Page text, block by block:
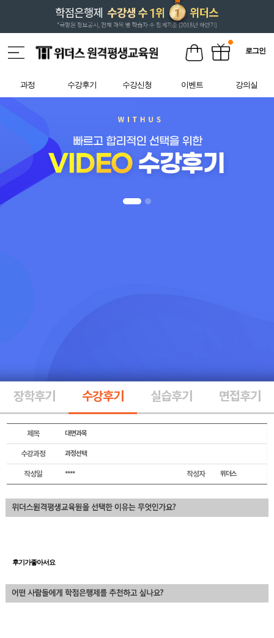
로그인
과정 수강후기 수강신청 이벤트 강의실
장학후기 수강후기 실습후기 면접후기
제목 대면과목
수강과정 과정선택
작성일 **** 작성자 위더스
후기가좋아서요